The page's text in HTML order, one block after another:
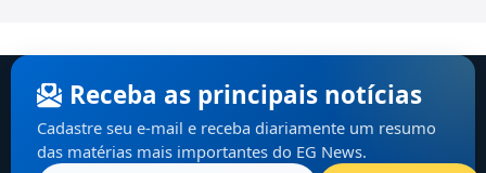
Receba as principais notícias
Cadastre seu e-mail e receba diariamente um resumo
das matérias mais importantes do EG News.